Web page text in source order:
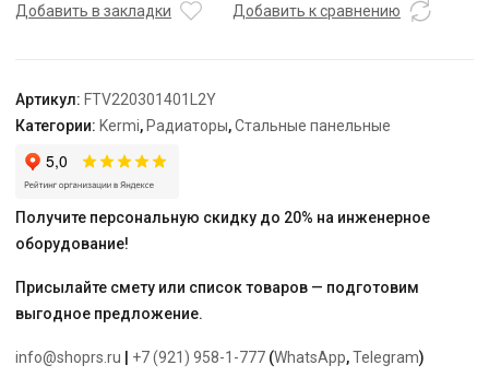
100*300*1400,
RAL
9016
(белый),
Kermi
Добавить в закладки Добавить к сравнению
Артикул: FTV220301401L2Y
Категории: Kermi, Радиаторы,Стальные панельные
Получите персональную скидку до 20% на инженерное
оборудование!
Присылайте смету или список товаров — подготовим
выгодное предложение.
info@shoprs.ru +7 (921) 958-1-777 (WhatsApp,Telegram)